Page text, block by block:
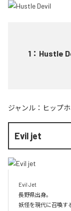
1 ： Hustle
ジャンル： ヒップ
Evil jet
Evil Jet
長野県出身。
妖怪を現代に召喚す